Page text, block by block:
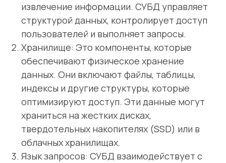
извлечение информации. СУБД управляет
структурой данных, контролирует доступ
пользователей и выполняет запросы.
Хранилище: Это компоненты, которые
обеспечивают физическое хранение
данных. Они включают файлы, таблицы,
индексы и другие структуры, которые
оптимизируют доступ. Эти данные могут
храниться на жестких дисках,
твердотельных накопителях (SSD) или в
облачных хранилищах.
Язык запросов: СУБД взаимодействует с